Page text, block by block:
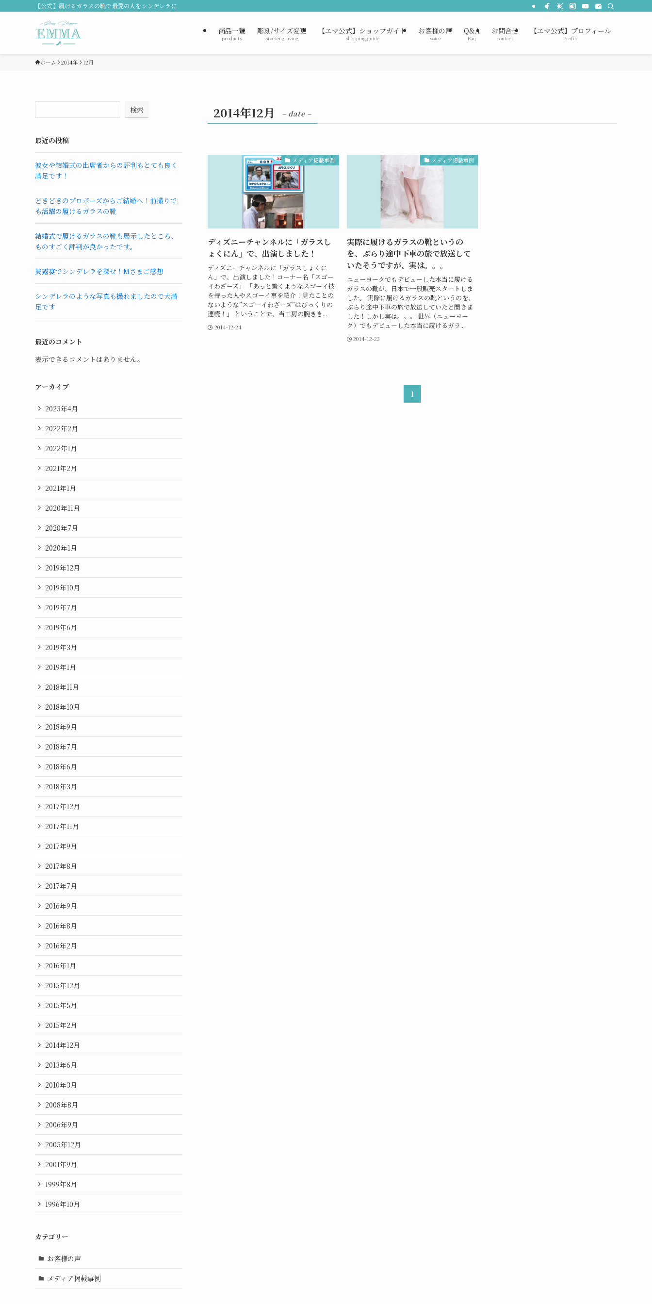
【公式】履けるガラスの靴で最愛の人をシンデレラに
商品一覧
products
彫刻/サイズ変更
size/engraving
【エマ公式】ショップガイド
shopping guide
お客様の声
voice
Q&A
Faq
お問合せ
contact
【エマ公式】プロフィール
Profile
ホーム 2014年 12月
2014年12月 – date –
メディア掲載事例
ディズニーチャンネルに「ガラスし
ょくにん」で、出演しました！
ディズニーチャンネルに「ガラスしょくに
ん」で、出演しました！コーナー名「スゴー
イわざーズ」 「あっと驚くようなスゴーイ技
を持った人やスゴーイ事を紹介！見たことの
ないような”スゴーイわざーズ”はびっくりの
連続！」 ということで、当工房の腕きき...
2014-12-24
メディア掲載事例
実際に履けるガラスの靴というの
を、ぶらり途中下車の旅で放送して
いたそうですが、実は。。。
ニューヨークでもデビューした本当に履ける
ガラスの靴が、日本で一般販売スタートしま
した。 実際に履けるガラスの靴というのを、
ぶらり途中下車の旅で放送していたと聞きま
した！しかし実は。。。 世界（ニューヨー
ク）でもデビューした本当に履けるガラ...
2014-12-23
1
検索
最近の投稿
彼女や結婚式の出席者からの評判もとても良く
満足です！
どきどきのプロポーズからご結婚へ！前撮りで
も活躍の履けるガラスの靴
結婚式で履けるガラスの靴も展示したところ、
ものすごく評判が良かったです。
披露宴でシンデレラを探せ！Mさまご感想
シンデレラのような写真も撮れましたので大満
足です
最近のコメント
表示できるコメントはありません。
アーカイブ
2023年4月
2022年2月
2022年1月
2021年2月
2021年1月
2020年11月
2020年7月
2020年1月
2019年12月
2019年10月
2019年7月
2019年6月
2019年3月
2019年1月
2018年11月
2018年10月
2018年9月
2018年7月
2018年6月
2018年3月
2017年12月
2017年11月
2017年9月
2017年8月
2017年7月
2016年9月
2016年8月
2016年2月
2016年1月
2015年12月
2015年5月
2015年2月
2014年12月
2013年6月
2010年3月
2008年8月
2006年9月
2005年12月
2001年9月
1999年8月
1996年10月
カテゴリー
お客様の声
メディア掲載事例